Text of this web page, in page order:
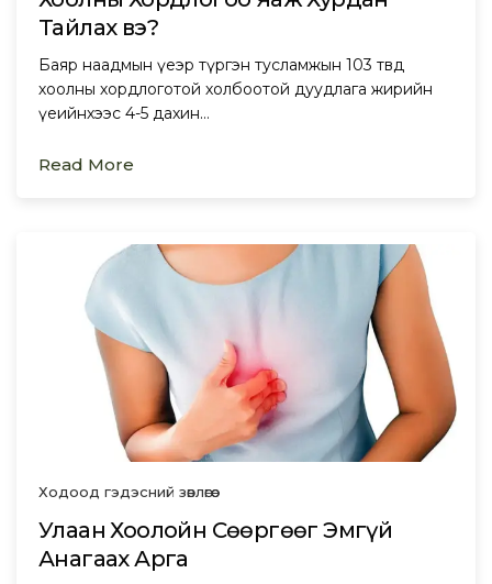
Тайлах вэ?
Баяр наадмын үеэр түргэн тусламжын 103 төвд
хоолны хордлоготой холбоотой дуудлага жирийн
үеийнхээс 4-5 дахин…
Read More
Ходоод гэдэсний зөвлөгөө
Улаан Хоолойн Сөөргөөг Эмгүй
Анагаах Арга